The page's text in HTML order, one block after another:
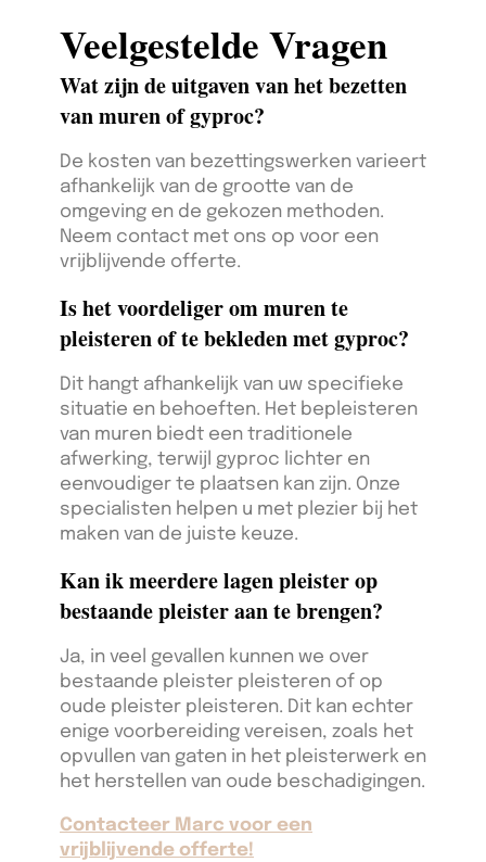
Veelgestelde Vragen
Wat zijn de uitgaven van het bezetten
van muren of gyproc?
De kosten van bezettingswerken varieert
afhankelijk van de grootte van de
omgeving en de gekozen methoden.
Neem contact met ons op voor een
vrijblijvende offerte.
Is het voordeliger om muren te
pleisteren of te bekleden met gyproc?
Dit hangt afhankelijk van uw specifieke
situatie en behoeften. Het bepleisteren
van muren biedt een traditionele
afwerking, terwijl gyproc lichter en
eenvoudiger te plaatsen kan zijn. Onze
specialisten helpen u met plezier bij het
maken van de juiste keuze.
Kan ik meerdere lagen pleister op
bestaande pleister aan te brengen?
Ja, in veel gevallen kunnen we over
bestaande pleister pleisteren of op
oude pleister pleisteren. Dit kan echter
enige voorbereiding vereisen, zoals het
opvullen van gaten in het pleisterwerk en
het herstellen van oude beschadigingen.
Contacteer Marc voor een
vrijblijvende offerte!